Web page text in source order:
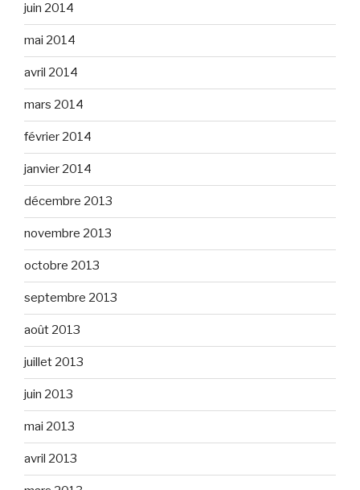
juin 2014
mai 2014
avril 2014
mars 2014
février 2014
janvier 2014
décembre 2013
novembre 2013
octobre 2013
septembre 2013
août 2013
juillet 2013
juin 2013
mai 2013
avril 2013